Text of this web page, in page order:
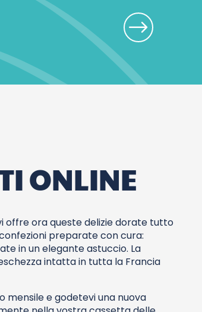
Una
ONLINE
offre ora queste delizie dorate tutto
preparate con cura:
in un elegante astuccio. La
intatta in tutta la Francia
e godetevi una nuova